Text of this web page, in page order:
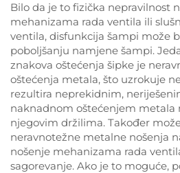
Bilo da je to fizička nepravilnost
mehanizama rada ventila ili
ventila, disfunkcija šampi može
poboljšanju namjene šampi.
znakova oštećenja šipke je
oštećenja metala, što uzrokuje
rezultira neprekidnim,
naknadnom oštećenjem metala
njegovim držilima. Također
neravnotežne metalne nošenja
nošenje mehanizama rada
sagorevanje. Ako je to moguće,